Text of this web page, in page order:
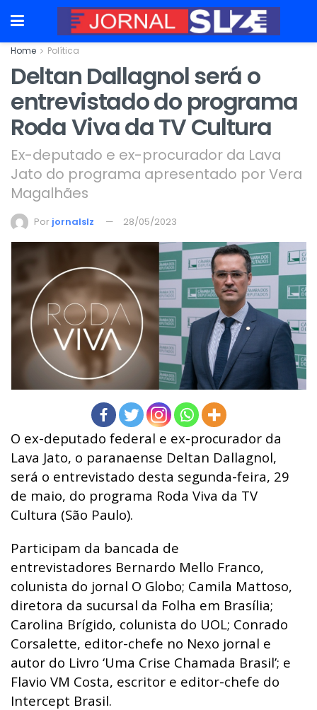
Home Política
Deltan Dallagnol será o
entrevistado do programa
Roda Viva da TV Cultura
Ex-deputado e ex-procurador da Lava
Jato do programa apresentado por Vera
Magalhães
Por jornalslz 28/05/2023
O ex-deputado federal e ex-procurador da
Lava Jato, o paranaense Deltan Dallagnol,
será o entrevistado desta segunda-feira, 29
de maio, do programa Roda Viva da TV
Cultura (São Paulo).
Participam da bancada de
entrevistadores Bernardo Mello Franco,
colunista do jornal O Globo; Camila Mattoso,
diretora da sucursal da Folha em Brasília;
Carolina Brígido, colunista do UOL; Conrado
Corsalette, editor-chefe no Nexo jornal e
autor do Livro ‘Uma Crise Chamada Brasil’; e
Flavio VM Costa, escritor e editor-chefe do
Intercept Brasil.